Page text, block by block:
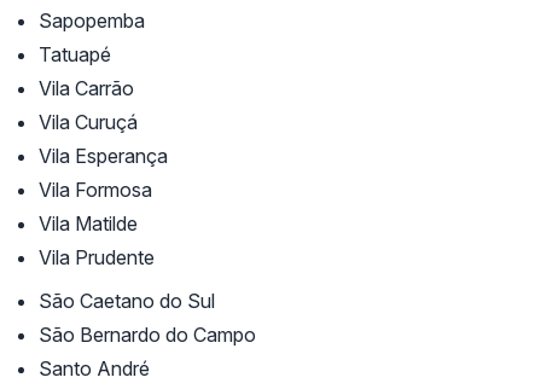
Sapopemba
Tatuapé
Vila Carrão
Vila Curuçá
Vila Esperança
Vila Formosa
Vila Matilde
Vila Prudente
São Caetano do Sul
São Bernardo do Campo
Santo André